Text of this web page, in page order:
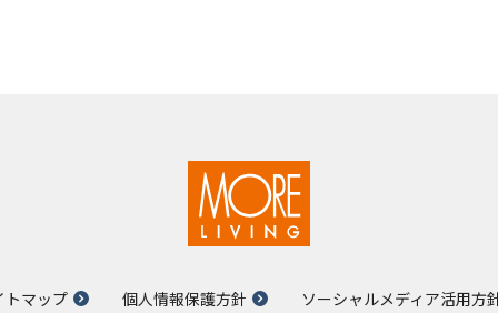
トマップ 個人情報保護方針 ソーシャルメディア活用方